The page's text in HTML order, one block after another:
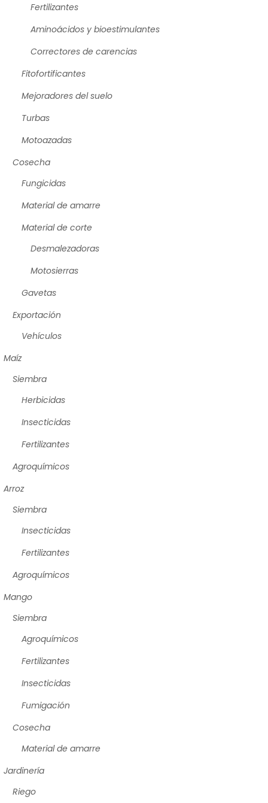
Fertilizantes
Aminoácidos y bioestimulantes
Correctores de carencias
Fitofortificantes
Mejoradores del suelo
Turbas
Motoazadas
Cosecha
Fungicidas
Material de amarre
Material de corte
Desmalezadoras
Motosierras
Gavetas
Exportación
Vehículos
Maíz
Siembra
Herbicidas
Insecticidas
Fertilizantes
Agroquímicos
Arroz
Siembra
Insecticidas
Fertilizantes
Agroquímicos
Mango
Siembra
Agroquímicos
Fertilizantes
Insecticidas
Fumigación
Cosecha
Material de amarre
Jardinería
Riego